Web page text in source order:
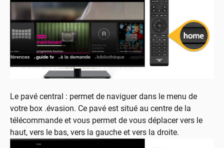
Le pavé central : permet de naviguer dans le menu de
votre box .évasion. Ce pavé est situé au centre de la
télécommande et vous permet de vous déplacer vers le
haut, vers le bas, vers la gauche et vers la droite.